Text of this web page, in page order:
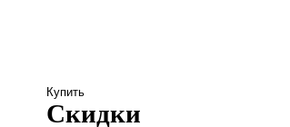
Купить
Скидки